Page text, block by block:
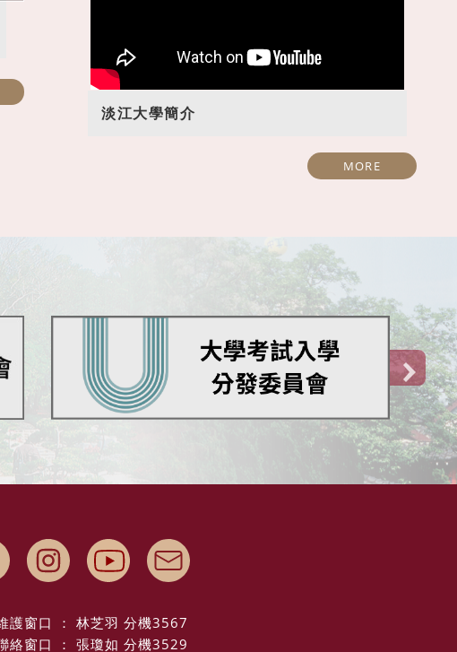
淡江大學簡介
MORE
護窗口 ： 林芝羽 分機3567
絡窗口 ： 張瓊如 分機3529